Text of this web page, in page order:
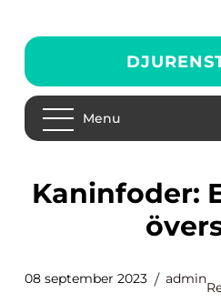
Menu
Kaninfoder: En grundlig
08 september 2023 admin